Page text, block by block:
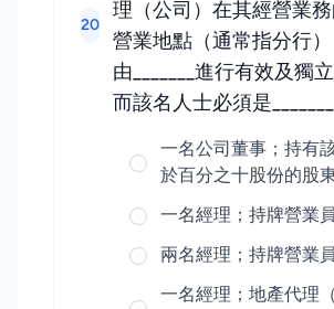
20
理（公司）在其經營業
營業地點（通常指分行
由_______進行有效及獨
而該名人士必須是_______
一名公司董事；持有
於百分之十股份的股
一名經理；持牌營業員
兩名經理；持牌營業員
一名經理；地產代理